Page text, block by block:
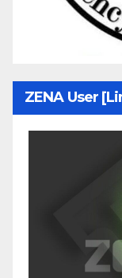
ZENA User